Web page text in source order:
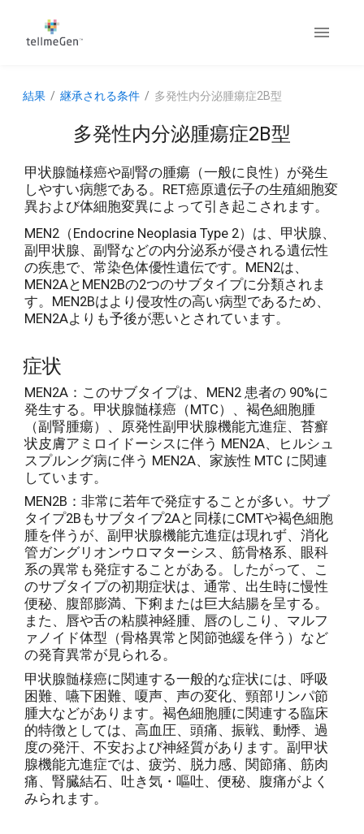
結果 継承される条件 多発性内分泌腫瘍症2B型
多発性内分泌腫瘍症2B型
甲状腺髄様癌や副腎の腫瘍（一般に良性）が発生
しやすい病態である。RET癌原遺伝子の生殖細胞変
異および体細胞変異によって引き起こされます。
MEN2（Endocrine Neoplasia Type 2）は、甲状腺、
副甲状腺、副腎などの内分泌系が侵される遺伝性
の疾患で、常染色体優性遺伝です。MEN2は、
MEN2AとMEN2Bの2つのサブタイプに分類されま
す。MEN2Bはより侵攻性の高い病型であるため、
MEN2Aよりも予後が悪いとされています。
症状
MEN2A：このサブタイプは、MEN2 患者の 90%に
発生する。甲状腺髄様癌（MTC）、褐色細胞腫
（副腎腫瘍）、原発性副甲状腺機能亢進症、苔癬
状皮膚アミロイドーシスに伴う MEN2A、ヒルシュ
スプルング病に伴う MEN2A、家族性 MTC に関連
しています。
MEN2B：非常に若年で発症することが多い。サブ
タイプ2Bもサブタイプ2Aと同様にCMTや褐色細胞
腫を伴うが、副甲状腺機能亢進症は現れず、消化
管ガングリオンウロマターシス、筋骨格系、眼科
系の異常も発症することがある。したがって、こ
のサブタイプの初期症状は、通常、出生時に慢性
便秘、腹部膨満、下痢または巨大結腸を呈する。
また、唇や舌の粘膜神経腫、唇のしこり、マルフ
ァノイド体型（骨格異常と関節弛緩を伴う）など
の発育異常が見られる。
甲状腺髄様癌に関連する一般的な症状には、呼吸
困難、嚥下困難、嗄声、声の変化、頸部リンパ節
腫大などがあります。褐色細胞腫に関連する臨床
的特徴としては、高血圧、頭痛、振戦、動悸、過
度の発汗、不安および神経質があります。副甲状
腺機能亢進症では、疲労、脱力感、関節痛、筋肉
痛、腎臓結石、吐き気・嘔吐、便秘、腹痛がよく
みられます。